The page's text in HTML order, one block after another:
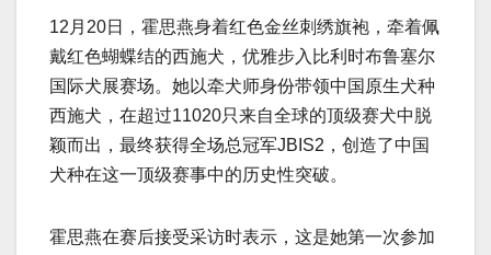
12月20日，霍思燕身着红色金丝刺绣旗袍，牵着佩
戴红色蝴蝶结的西施犬，优雅步入比利时布鲁塞尔
国际犬展赛场。她以牵犬师身份带领中国原生犬种
西施犬，在超过11020只来自全球的顶级赛犬中脱
颖而出，最终获得全场总冠军JBIS2，创造了中国
犬种在这一顶级赛事中的历史性突破。
霍思燕在赛后接受采访时表示，这是她第一次参加